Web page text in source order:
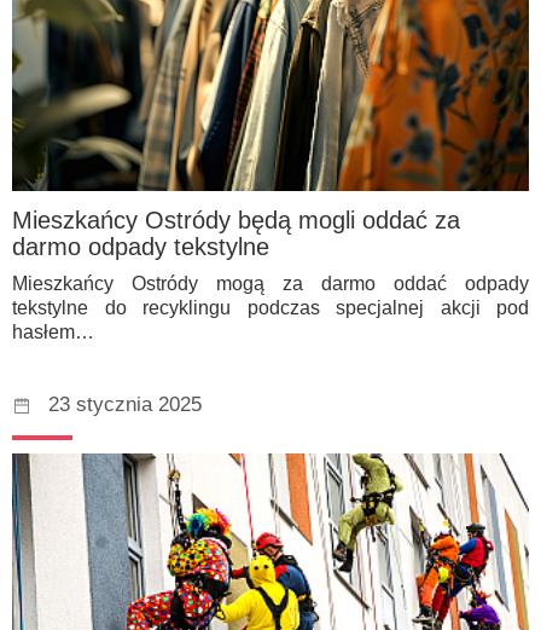
Mieszkańcy Ostródy będą mogli oddać za
darmo odpady tekstylne
Mieszkańcy Ostródy mogą za darmo oddać odpady
tekstylne do recyklingu podczas specjalnej akcji pod
hasłem…
23 stycznia 2025